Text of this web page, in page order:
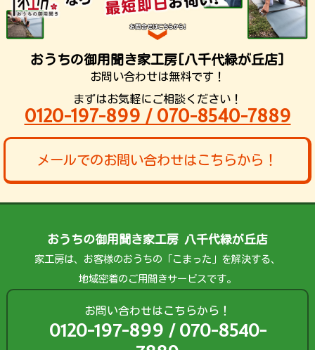
おうちの御用聞き家工房[八千代緑が丘店]
お問い合わせは無料です！
まずはお気軽にご相談ください！
0120-197-899 / 070-8540-7889
メールでのお問い合わせはこちらから！
おうちの御用聞き家工房 八千代緑が丘店
家工房は、お客様のおうちの「こまった」を解決する、
地域密着のご用聞きサービスです。
お問い合わせはこちらから！
0120-197-899 / 070-8540-